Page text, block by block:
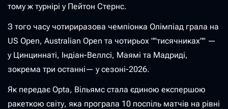
тому ж турнірі у Пейтон Стернс.
З того часу чотириразова чемпіонка Олімпіад грала на
US Open, Australian Open та чотирьох ""тисячниках"" —
у Цинциннаті, Індіан-Веллсі, Маямі та Мадриді,
зокрема три останні— у сезоні-2026.
Як передає Opta, Вільямс стала єдиною експершою
ракеткою світу, яка програла 10 поспіль матчів на рівні